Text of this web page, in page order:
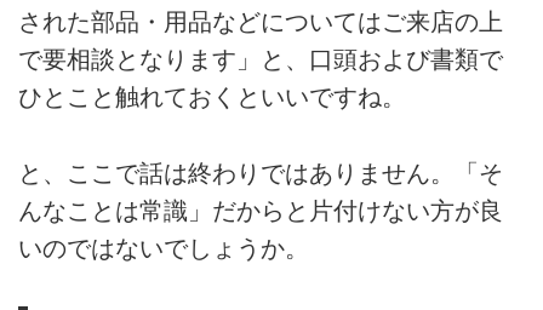
された部品・用品などについてはご来店の上
で要相談となります」と、口頭および書類で
ひとこと触れておくといいですね。
と、ここで話は終わりではありません。「そ
んなことは常識」だからと片付けない方が良
いのではないでしょうか。